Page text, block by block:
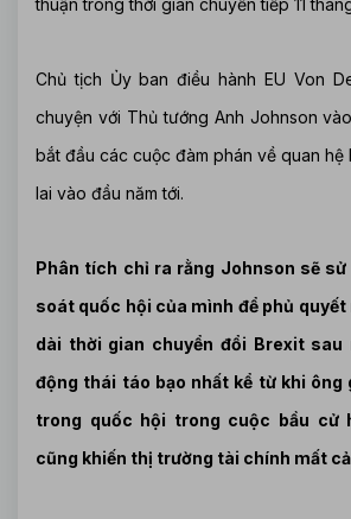
thuận trong thời gian chuyển tiếp 11
Chủ tịch Ủy ban điều hành EU Von
chuyện với Thủ tướng Anh Johnson
bắt đầu các cuộc đàm phán về quan hệ
lai vào đầu năm tới.
Phân tích chỉ ra rằng Johnson sẽ sử
soát quốc hội của mình để phủ quyết
dài thời gian chuyển đổi Brexit sau
động thái táo bạo nhất kể từ khi ông
trong quốc hội trong cuộc bầu cử
cũng khiến thị trường tài chính mất